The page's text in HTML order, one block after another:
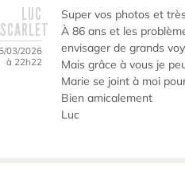
LUC
03/2026
à 22h22
Super vos photos et
À 86 ans et les
envisager de grands
Mais grâce à vous je
Marie se joint à moi
Bien amicalement
Luc